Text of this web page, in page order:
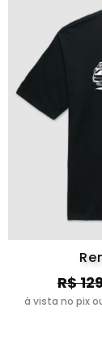
R$
à vista no pix